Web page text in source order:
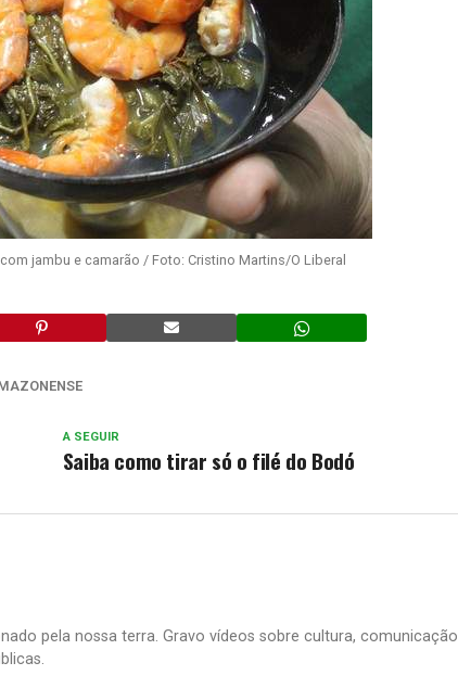
jambu e camarão / Foto: Cristino Martins/O Liberal
A SEGUIR
Saiba como tirar só o filé do Bodó
pela nossa terra. Gravo vídeos sobre cultura, comunicação